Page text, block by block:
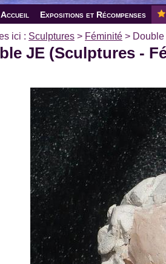
Accueil Expositions et Récompenses
ici : Sculptures > Féminité > Double
JE (Sculptures -